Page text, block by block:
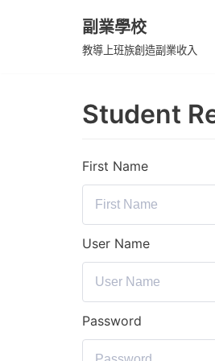
副業學校
教導上班族創造副業收入
Student
First Name
User Name
Password